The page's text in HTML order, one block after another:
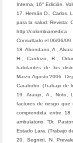
Interna, 16° Edición.
17. Hernán D., Carlos.
para la salud. Revista:
http://
Consultado el 06/06/09.
18. Abondano, A.;
H.; Cardozo, R.;
habitantes de los
Marzo-Agosto’2006.
Carabobo. (Trabajo de
19. Araujo, A., Noto,
factores de riesgo que
comprendida entre
ambulatorio “Dr.
Estado Lara. (Trabajo
20. Segnini, N.